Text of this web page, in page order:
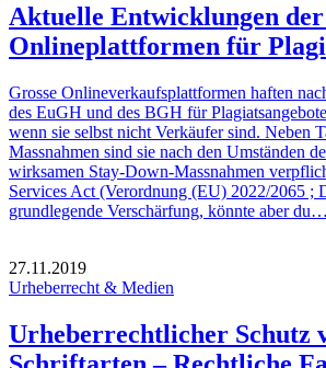
Aktuelle Entwicklungen
Onlineplattformen für
Grosse Onlineverkaufsplattformen haften
des EuGH und des BGH für
wenn sie selbst nicht Verkäufer sind. Neben
Massnahmen sind sie nach den Umständen
wirksamen Stay-Down-Massnahmen
Services Act (Verordnung (EU) 2022/2065 ;
grundlegende Verschärfung, könnte aber du…
27.11.2019
Urheberrecht & Medien
Urheberrechtlicher Schutz